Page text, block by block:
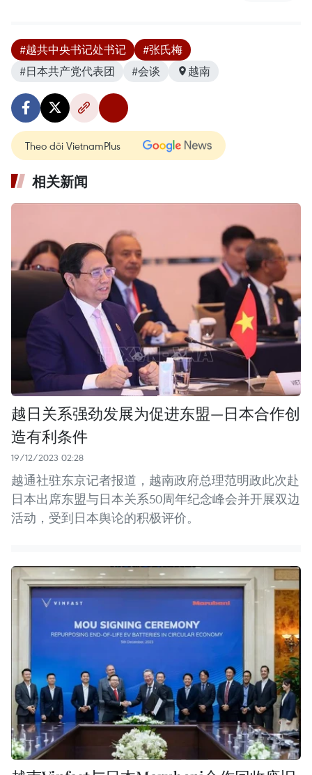
#越共中央书记处书记
#张氏梅
#日本共产党代表团
#会谈 越南
Theo dõi VietnamPlus
相关新闻
越日关系强劲发展为促进东盟—日本合作创
造有利条件
19/12/2023 02:28
越通社驻东京记者报道，越南政府总理范明政此次赴
日本出席东盟与日本关系50周年纪念峰会并开展双边
活动，受到日本舆论的积极评价。